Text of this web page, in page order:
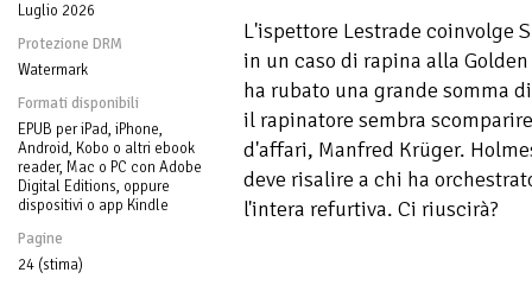
Luglio 2026
Protezione DRM
Watermark
Formati disponibili
EPUB per iPad, iPhone,
Android, Kobo o altri ebook
reader, Mac o PC con Adobe
Digital Editions, oppure
dispositivi o app Kindle
Pagine
24 (stima)
L'ispettore Lestrade coinvolge
in un caso di rapina alla
ha rubato una grande somma
il rapinatore sembra
d'affari, Manfred Krüger.
deve risalire a chi ha
l'intera refurtiva. Ci riuscirà?